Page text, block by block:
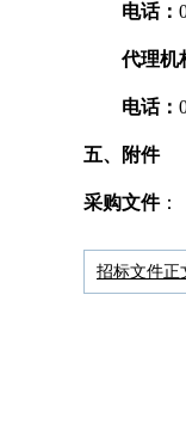
电话：
代理机
电话：
五、附件
采购文件：
招标文件正